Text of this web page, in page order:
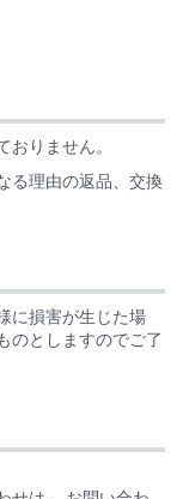
りません。
る理由の返品、交換
に損害が生じた場
のとしますのでご了